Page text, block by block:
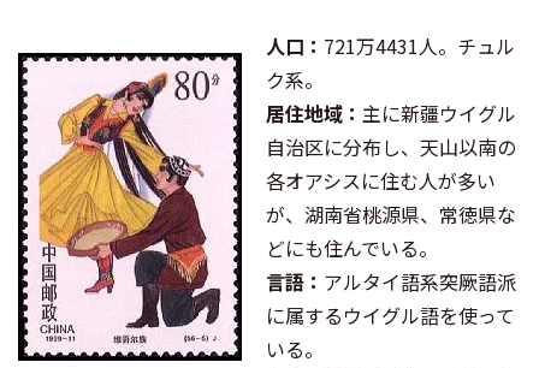
人口： 721万4431人。チュル
ク系。
居住地域： 主に新疆ウイグル
自治区に分布し、天山以南の
各オアシスに住む人が多い
が、湖南省桃源県、常徳県な
どにも住んでいる。
言語： アルタイ語系突厥語派
に属するウイグル語を使って
いる。